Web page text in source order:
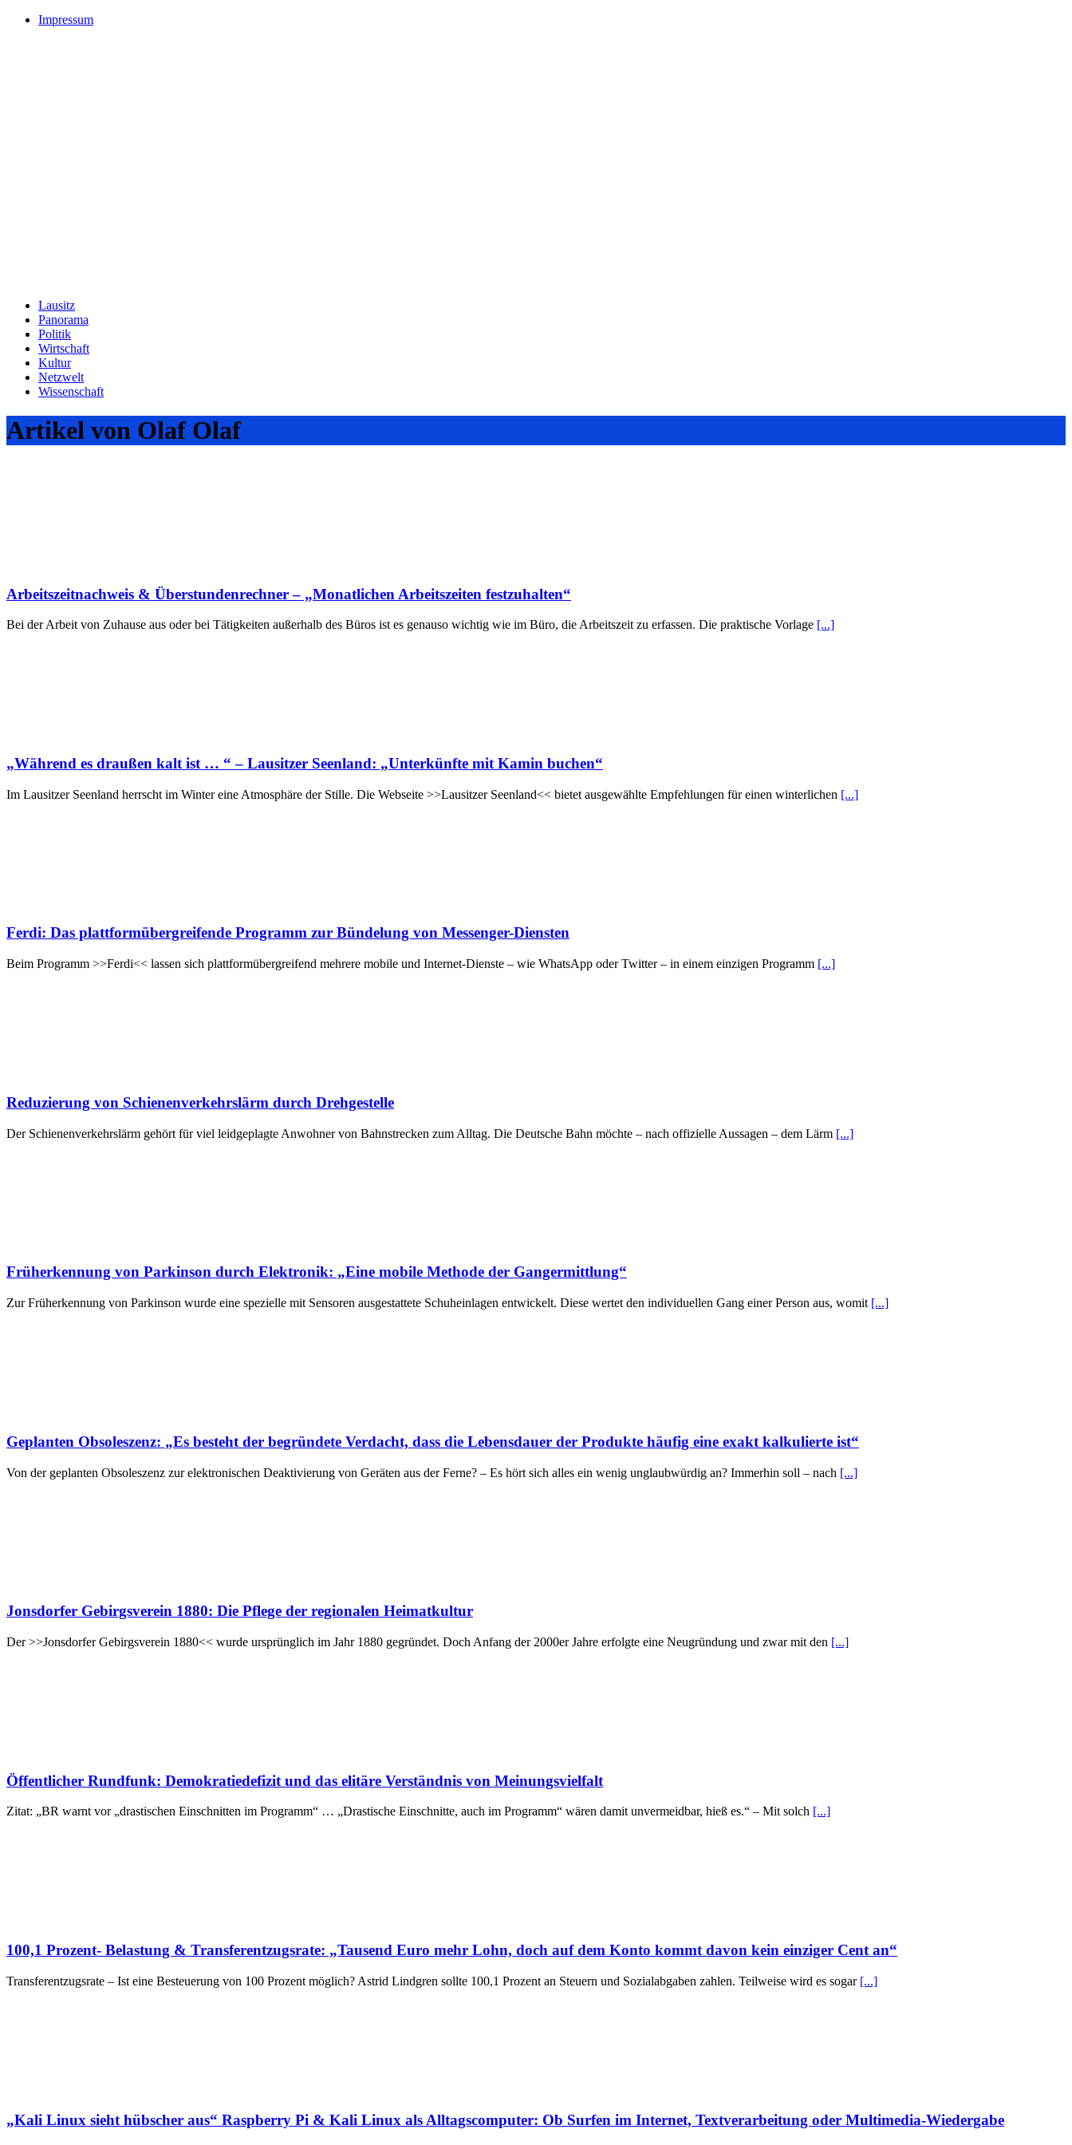
Impressum
Lausitz
Panorama
Politik
Wirtschaft
Kultur
Netzwelt
Wissenschaft
Artikel von Olaf Olaf
Arbeitszeitnachweis & Überstundenrechner – „Monatlichen Arbeitszeiten festzuhalten“
Bei der Arbeit von Zuhause aus oder bei Tätigkeiten außerhalb des Büros ist es genauso wichtig wie im Büro, die Arbeitszeit zu erfassen. Die praktische Vorlage [...]
„Während es draußen kalt ist … “ – Lausitzer Seenland: „Unterkünfte mit Kamin buchen“
Im Lausitzer Seenland herrscht im Winter eine Atmosphäre der Stille. Die Webseite >>Lausitzer Seenland<< bietet ausgewählte Empfehlungen für einen winterlichen [...]
Ferdi: Das plattformübergreifende Programm zur Bündelung von Messenger-Diensten
Beim Programm >>Ferdi<< lassen sich plattformübergreifend mehrere mobile und Internet-Dienste – wie WhatsApp oder Twitter – in einem einzigen Programm [...]
Reduzierung von Schienenverkehrslärm durch Drehgestelle
Der Schienenverkehrslärm gehört für viel leidgeplagte Anwohner von Bahnstrecken zum Alltag. Die Deutsche Bahn möchte – nach offizielle Aussagen – dem Lärm [...]
Früherkennung von Parkinson durch Elektronik: „Eine mobile Methode der Gangermittlung“
Zur Früherkennung von Parkinson wurde eine spezielle mit Sensoren ausgestattete Schuheinlagen entwickelt. Diese wertet den individuellen Gang einer Person aus, womit [...]
Geplanten Obsoleszenz: „Es besteht der begründete Verdacht, dass die Lebensdauer der Produkte häufig eine exakt kalkulierte ist“
Von der geplanten Obsoleszenz zur elektronischen Deaktivierung von Geräten aus der Ferne? – Es hört sich alles ein wenig unglaubwürdig an? Immerhin soll – nach [...]
Jonsdorfer Gebirgsverein 1880: Die Pflege der regionalen Heimatkultur
Der >>Jonsdorfer Gebirgsverein 1880<< wurde ursprünglich im Jahr 1880 gegründet. Doch Anfang der 2000er Jahre erfolgte eine Neugründung und zwar mit den [...]
Öffentlicher Rundfunk: Demokratiedefizit und das elitäre Verständnis von Meinungsvielfalt
Zitat: „BR warnt vor „drastischen Einschnitten im Programm“ … „Drastische Einschnitte, auch im Programm“ wären damit unvermeidbar, hieß es.“ – Mit solch [...]
100,1 Prozent- Belastung & Transferentzugsrate: „Tausend Euro mehr Lohn, doch auf dem Konto kommt davon kein einziger Cent an“
Transferentzugsrate – Ist eine Besteuerung von 100 Prozent möglich? Astrid Lindgren sollte 100,1 Prozent an Steuern und Sozialabgaben zahlen. Teilweise wird es sogar [...]
„Kali Linux sieht hübscher aus“ Raspberry Pi & Kali Linux als Alltagscomputer: Ob Surfen im Internet, Textverarbeitung oder Multimedia-Wiedergabe